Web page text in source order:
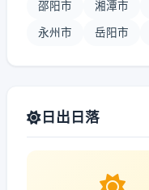
邵阳市 湘潭市
永州市 岳阳市
日出日落